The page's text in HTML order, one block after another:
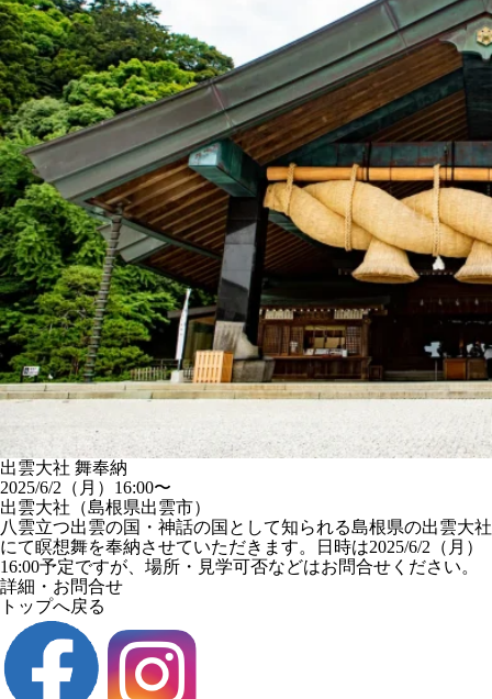
出雲大社 舞奉納
2025/6/2（月）16:00〜
出雲大社（島根県出雲市）
八雲立つ出雲の国・神話の国として知られる島根県の出雲大社
にて瞑想舞を奉納させていただきます。日時は2025/6/2（月）
16:00予定ですが、場所・見学可否などはお問合せください。
詳細・お問合せ
トップへ戻る